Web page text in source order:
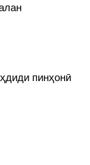
пинҳонӣ